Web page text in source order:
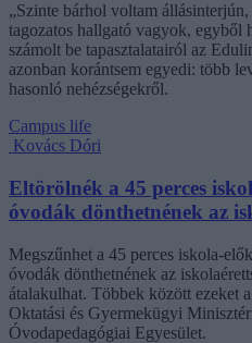
„Szinte bárhol voltam
tagozatos hallgató vagyok, egyből
számolt be tapasztalatairól az
azonban korántsem egyedi: több
hasonló nehézségekről.
Campus life
Kovács Dóri
Eltörölnék a 45 perces
óvodák dönthetnének az
Megszűnhet a 45 perces iskola-
óvodák dönthetnének az
átalakulhat. Többek között ezeket
Oktatási és Gyermekügyi
Óvodapedagógiai Egyesület.